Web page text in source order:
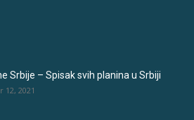
Srbije – Spisak svih planina u Srbiji
12, 2021